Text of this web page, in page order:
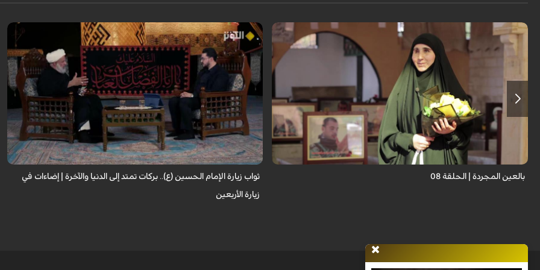
برنامج "بالعين المجردة" هو توثيق إنسانيٌّ شجاعٌ للحياة تحت وطأة الحرب، حيث
نستمع فيه إلى شهاداتٍ حيّةٍ لأشخاص عايشوا التفجيرات والدمار، فنرى بعيونهم
بالعين المجردة | الحلقة 08
لا تقتصر زيارة الإمام الحسين (عليه السلام) على أداء شعيرةٍ إيمانية، بل تحمل في
طياتها ثوابًا عظيمًا وآثارًا مباركة تنعكس على حياة الزائر. فما هي النعم...
ثواب زيارة الإمام الحسين (ع).. بركات تمتد إلى الدنيا والآخرة | إضاءات في
زيارة الأربعين